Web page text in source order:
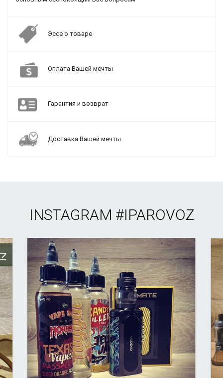
Эссе о товаре
Оплата Вашей мечты
Гарантия и возврат
Доставка Вашей мечты
INSTAGRAM #IPAROVOZ